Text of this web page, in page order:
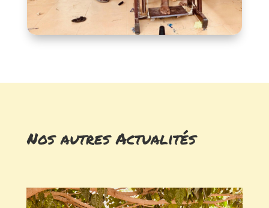
Nos autres Actualités